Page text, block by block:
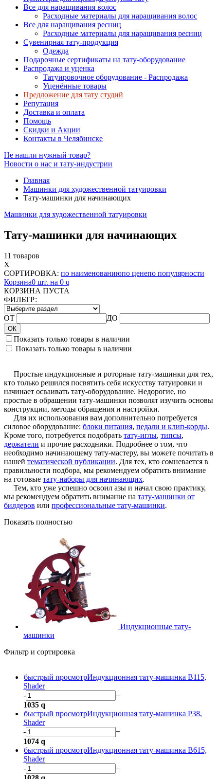
Все для наращивания волос
Расходные материалы для наращивания волос
Все для наращивания ресниц
Расходные материалы для наращивания ресниц
Сувенирная тату-продукция
Одежда
Подарочные сертификаты на тату-оборудование
Распродажа и уценка
Татуировочное оборудование - Распродажа
Уценённые товары
Предложение для тату студий
Репутация
Доставка и оплата
Помощь
Скидки и Акции
Контакты в Челябинске
Не нашли нужный товар?
Новости о нас и тату-индустрии
Главная
Машинки для художественной татуировки
Тату-машинки для начинающих
Машинки для художественной татуировки
Тату-машинки для начинающих
11 товаров
X
СОРТИРОВКА: по наименованиюпо ценепо популярности
Корзина0 шт. на 0 q
КОРЗИНА ПУСТА
ФИЛЬТР:
ОТ ДО
ОК
Показать только товары в наличии
Показать только товары в наличии
Простые индукционные и роторные тату-машинки для тех,
кто только решился посвятить себя искусству татуировки и
начинает осваивать тату-оборудование. Недорогие, но
простые в обращении тату-машинки позволят изучить основы
конструкции, методы обращения и настройки.
Для их использования вам дополнительно потребуется
силовое оборудование: блоки питания, педали и клип-корды.
Кроме того, потребуется подобрать тату-иглы, типсы,
держатели и прочие расходники. Подробнее о том, что
необходимо начинающему тату-мастеру, вы можете почитать в
нашей тематической публикации. Для тех, кто сомневается в
правильности подбора, мы рекомендуем обратить внимание
на готовые тату-наборы для начинающих.
Тем, кто уже успешно освоил азы и начал свою практику,
мы рекомендуем обратить внимание на тату-машинки от
билдеров или профессиональные тату-машинки.
Показать полностью
Индукционные тату-
машинки
Фильтр и сортировка
быстрый просмотрИндукционная тату-машинка B115,
Shader
-
+
1035 q
быстрый просмотрИндукционная тату-машинка P38,
Shader
-
+
1074 q
быстрый просмотрИндукционная тату-машинка B615,
Shader
-
+